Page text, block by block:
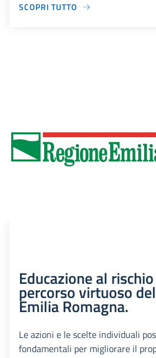
SCOPRI TUTTO
Educazione al
percorso virtuoso
Emilia Romagna.
Le azioni e le scelte individuali
fondamentali per migliorare il